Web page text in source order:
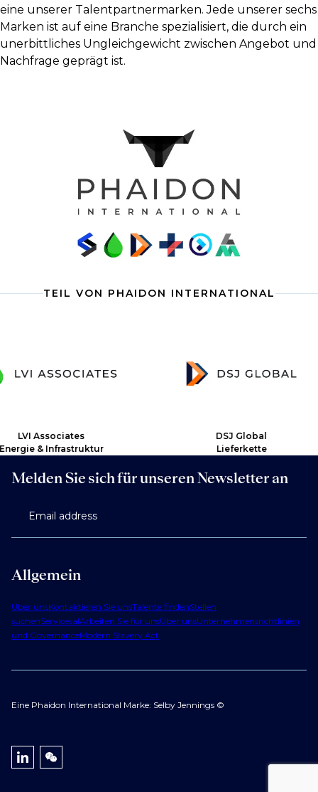
eine unserer Talentpartnermarken. Jede unserer sechs
Marken ist auf eine Branche spezialisiert, die durch ein
unerbittliches Ungleichgewicht zwischen Angebot und
Nachfrage geprägt ist.
TEIL VON PHAIDON INTERNATIONAL
Associates
& Infrastruktur
DSJ Global
Lieferkette
Allgemein
Über unsKontaktieren Sie unsTalente findenStellen
suchenServicesalArbeiten Sie für unsÜber unsUnternehmensrichtlinien
und GovernanceModern Slavery Act
Melden Sie sich für unseren Newsletter an
Email address
Eine Phaidon International Marke: Selby Jennings ©